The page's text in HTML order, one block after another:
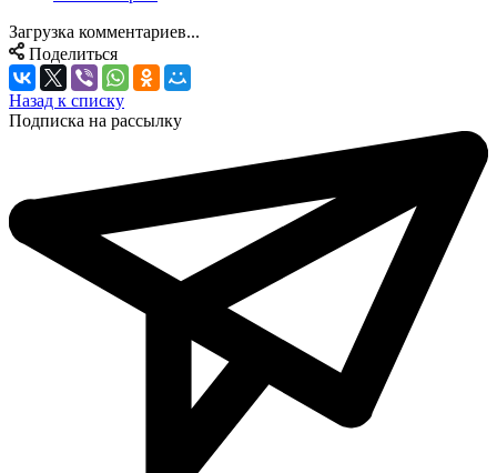
Загрузка комментариев...
Поделиться
Назад к списку
Подписка на рассылку